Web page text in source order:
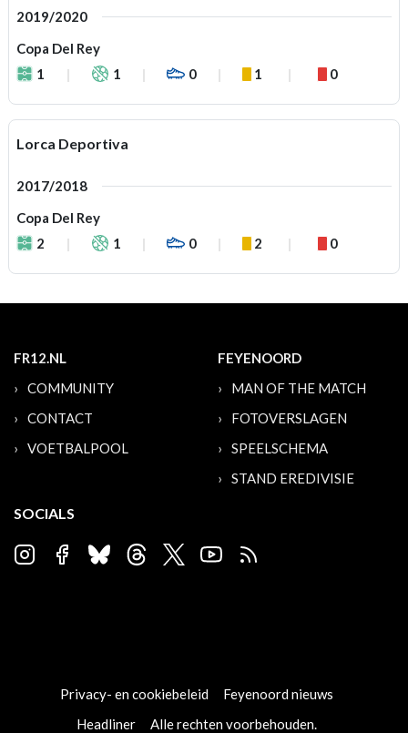
2019/2020
Copa Del Rey
1
1 0 1 0
Lorca Deportiva
2017/2018
Copa Del Rey
2
1 0 2 0
FR12.NL
COMMUNITY
CONTACT
VOETBALPOOL
FEYENOORD
MAN OF THE MATCH
FOTOVERSLAGEN
SPEELSCHEMA
STAND EREDIVISIE
SOCIALS
Privacy- en cookiebeleid
Feyenoord nieuws
Headliner
Alle rechten voorbehouden.